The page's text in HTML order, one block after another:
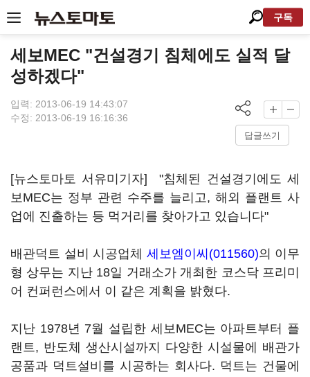
구독
세보MEC "건설경기 침체에도 실적 달
성하겠다"
입력: 2013-06-19 14:43:07
수정: 2013-06-19 16:16:36
답글쓰기
[뉴스토마토 서유미기자] "침체된 건설경기에도 세
보MEC는 정부 관련 수주를 늘리고, 해외 플랜트 사
업에 진출하는 등 먹거리를 찾아가고 있습니다"
배관덕트 설비 시공업체 세보엠이씨(011560)의 이무
형 상무는 지난 18일 거래소가 개최한 코스닥 프리미
어 컨퍼런스에서 이 같은 계획을 밝혔다.
지난 1978년 7월 설립한 세보MEC는 아파트부터 플
랜트, 반도체 생산시설까지 다양한 시설물에 배관가
공품과 덕트설비를 시공하는 회사다. 덕트는 건물에